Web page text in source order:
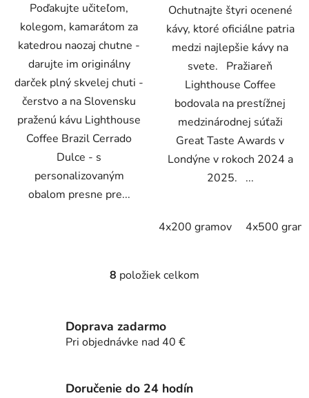
hviezdičiek.
Poďakujte učiteľom,
kolegom, kamarátom za
katedrou naozaj chutne -
darujte im originálny
darček plný skvelej chuti -
čerstvo a na Slovensku
praženú kávu Lighthouse
Coffee Brazil Cerrado
Dulce - s
personalizovaným
obalom presne pre...
Ochutnajte štyri ocenené
kávy, ktoré oficiálne patria
medzi najlepšie kávy na
svete. Pražiareň
Lighthouse Coffee
bodovala na prestížnej
medzinárodnej súťaži
Great Taste Awards v
Londýne v rokoch 2024 a
2025. ...
4x200 gramov 4x500
O
á
d
i
8 položiek celkom
Doprava zadarmo
Pri objednávke nad 40 €
Doručenie do 24 hodín